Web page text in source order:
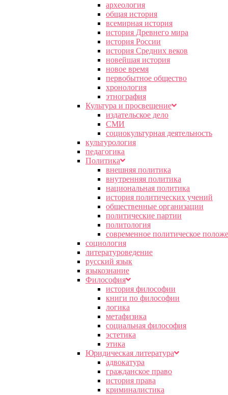
археология
общая история
всемирная история
история Древнего мира
история России
история Средних веков
новейшая история
новое время
первобытное общество
хронология
этнография
Культура и просвещение
издательское дело
СМИ
социокультурная деятельность
культурология
педагогика
Политика
внешняя политика
внутренняя политика
национальная политика
история политических учений
общественные организации
политические партии
политология
современное политическое
социология
литературоведение
русский язык
языкознание
Философия
история философии
книги по философии
логика
метафизика
социальная философия
эстетика
этика
Юридическая литература
адвокатура
гражданское право
история права
криминалистика